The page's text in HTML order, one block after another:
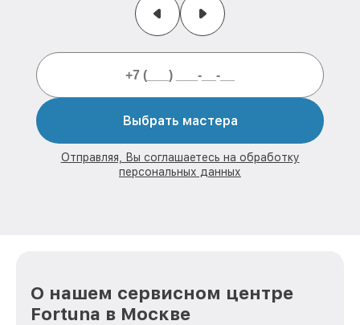
Выбрать мастера
Отправляя, Вы соглашаетесь на обработку
персональных данных
О нашем сервисном центре
Fortuna в Москве